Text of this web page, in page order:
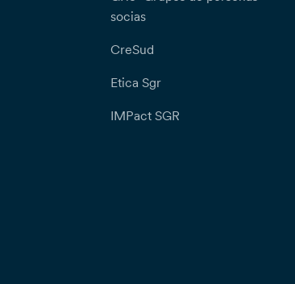
socias
CreSud
Etica Sgr
IMPact SGR